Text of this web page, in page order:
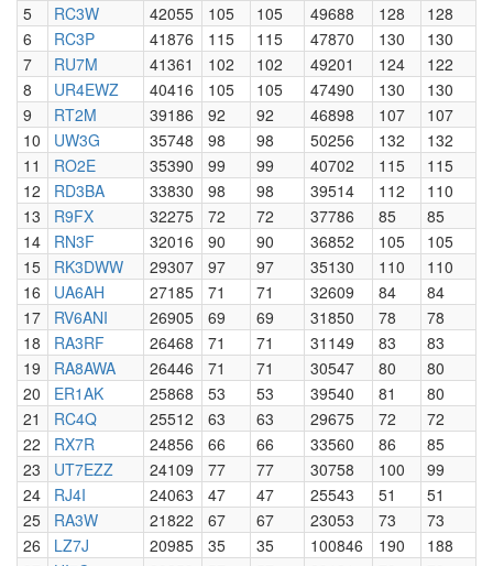
5
RC3W 42055 105 105 49688 128
128
6
RC3P 41876 115 115 47870 130
130
7
RU7M 41361 102 102 49201 124
122
8
UR4EWZ 40416 105 105 47490 130
130
9
RT2M 39186 92 92 46898 107
107
10
UW3G 35748 98 98 50256 132
132
11
RO2E 35390 99 99 40702 115
115
12
RD3BA 33830 98 98 39514 112
110
13
R9FX 32275 72 72 37786 85
85
14
RN3F 32016 90 90 36852 105
105
15
RK3DWW 29307 97 97 35130 110
110
16
UA6AH 27185 71 71 32609 84
84
17
RV6ANI 26905 69 69 31850 78
78
18
RA3RF 26468 71 71 31149 83
83
19
RA8AWA 26446 71 71 30547 80
80
20
ER1AK 25868 53 53 39540 81
80
21
RC4Q 25512 63 63 29675 72
72
22
RX7R 24856 66 66 33560 86
85
23
UT7EZZ 24109 77 77 30758 100
99
24
RJ4I 24063 47 47 25543 51
51
25
RA3W 21822 67 67 23053 73
73
26
LZ7J 20985 35 35 100846 190
188